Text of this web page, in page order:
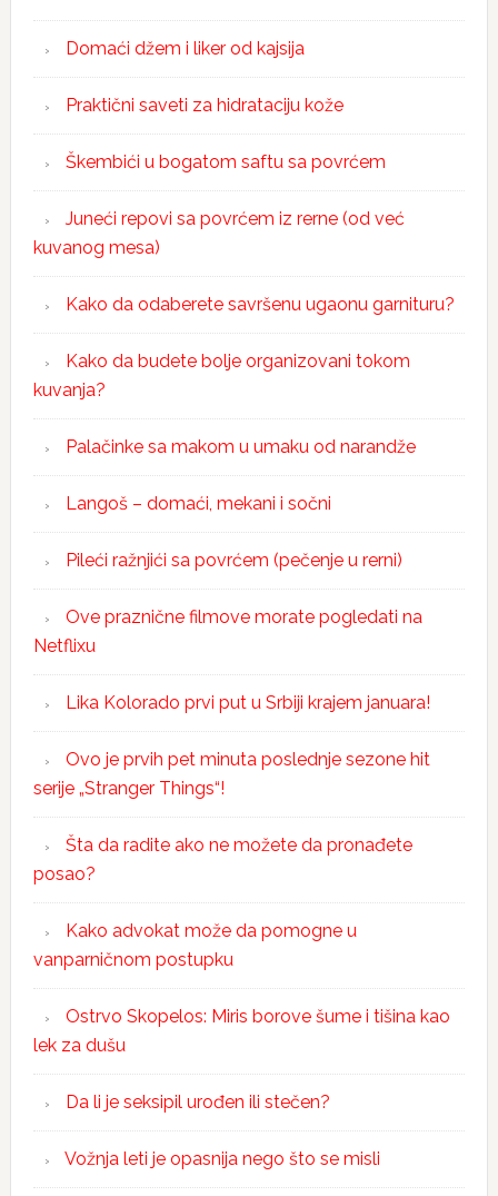
Domaći džem i liker od kajsija
Praktični saveti za hidrataciju kože
Škembići u bogatom saftu sa povrćem
Juneći repovi sa povrćem iz rerne (od već
kuvanog mesa)
Kako da odaberete savršenu ugaonu garnituru?
Kako da budete bolje organizovani tokom
kuvanja?
Palačinke sa makom u umaku od narandže
Langoš – domaći, mekani i sočni
Pileći ražnjići sa povrćem (pečenje u rerni)
Ove praznične filmove morate pogledati na
Netflixu
Lika Kolorado prvi put u Srbiji krajem januara!
Ovo je prvih pet minuta poslednje sezone hit
serije „Stranger Things“!
Šta da radite ako ne možete da pronađete
posao?
Kako advokat može da pomogne u
vanparničnom postupku
Ostrvo Skopelos: Miris borove šume i tišina kao
lek za dušu
Da li je seksipil urođen ili stečen?
Vožnja leti je opasnija nego što se misli